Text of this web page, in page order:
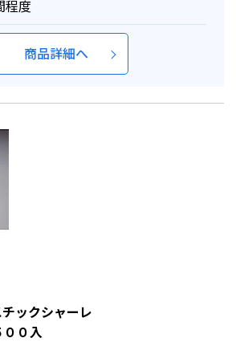
程度
商品詳細へ
ックシャーレ
０入